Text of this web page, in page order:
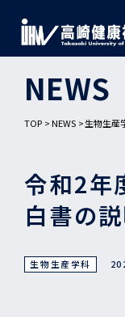
NEWS
TOP NEWS 生物生産
令和2年
白書の
生物生産学科